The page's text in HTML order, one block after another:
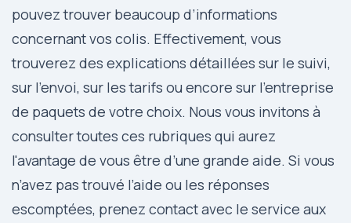
pouvez trouver beaucoup d’informations
concernant vos colis. Effectivement, vous
trouverez des explications détaillées sur le suivi,
sur l’envoi, sur les tarifs ou encore sur l’entreprise
de paquets de votre choix. Nous vous invitons à
consulter toutes ces rubriques qui aurez
l'avantage de vous être d’une grande aide. Si vous
n’avez pas trouvé l’aide ou les réponses
escomptées, prenez contact avec le service aux